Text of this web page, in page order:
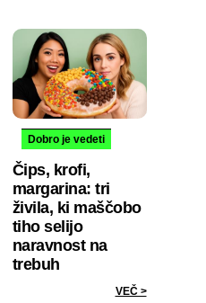
Dobro je vedeti
Čips, krofi,
margarina: tri
živila, ki maščobo
tiho selijo
naravnost na
trebuh
VEČ >